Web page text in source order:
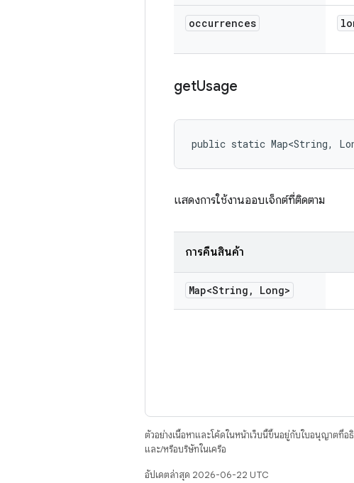
occurrences
getUsage
public static Map<String,
แสดงการใช้งานออบเจ็กต์ที่ติดตาม
การคืนสินค้า
Map<String , Long>
ตัวอย่างเนื้อหาและโค้ดในหน้าเว็บนี้ขึ้นอยู่กับใบอนุญาตที่อธิ
และ/หรือบริษัทในเครือ
อัปเดตล่าสุด 2026-06-22 UTC